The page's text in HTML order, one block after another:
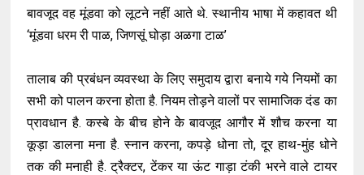
बावजूद वह मूंडवा को लूटने नहीं आते थे. स्थानीय भाषा में कहावत थी
‘मूंडवा धरम री पाळ, जिणसूं घोड़ा अळगा टाळ’
तालाब की प्रबंधन व्यवस्था के लिए समुदाय द्वारा बनाये गये नियमों का
सभी को पालन करना होता है. नियम तोड़ने वालों पर सामाजिक दंड का
प्रावधान है. कस्बे के बीच होने केे बावजूद आगौर में शौच करना या
कूड़ा डालना मना है. स्नान करना, कपड़े धोना तो, दूर हाथ-मुंह धोने
तक की मनाही है. ट्रैक्टर, टेंकर या ऊंट गाड़ा टंकी भरने वाले टायर